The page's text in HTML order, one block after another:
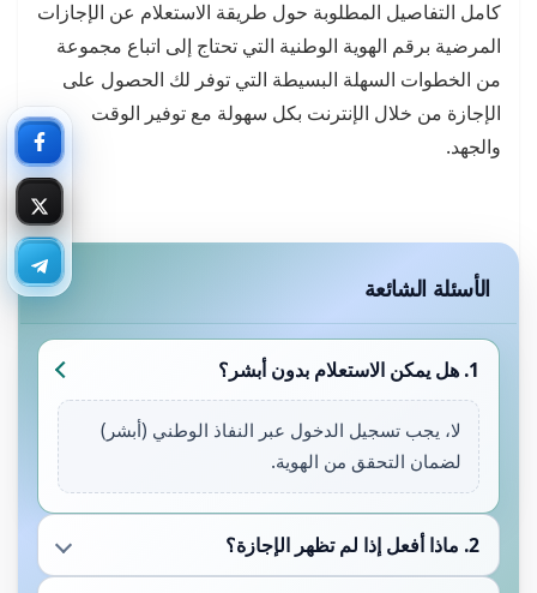
كامل التفاصيل المطلوبة حول طريقة الاستعلام عن الإجازات
المرضية برقم الهوية الوطنية التي تحتاج إلى اتباع مجموعة
من الخطوات السهلة البسيطة التي توفر لك الحصول على
الإجازة من خلال الإنترنت بكل سهولة مع توفير الوقت
والجهد.
الأسئلة الشائعة
1. هل يمكن الاستعلام بدون أبشر؟
لا، يجب تسجيل الدخول عبر النفاذ الوطني (أبشر)
لضمان التحقق من الهوية.
2. ماذا أفعل إذا لم تظهر الإجازة؟